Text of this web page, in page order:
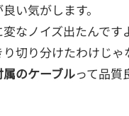
い気がします。
なノイズ出たんです
切り分けたわけじゃ
属のケーブルって品質